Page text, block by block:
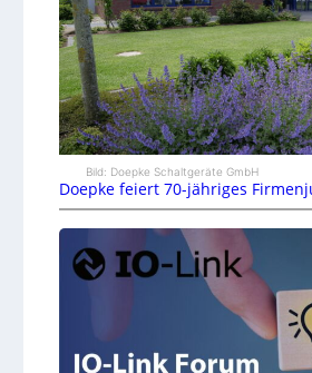
Bild: Doepke Schaltgeräte GmbH
Doepke feiert 70-jähriges